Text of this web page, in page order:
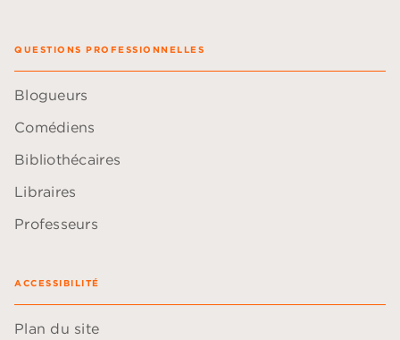
QUESTIONS PROFESSIONNELLES
Blogueurs
Comédiens
Bibliothécaires
Libraires
Professeurs
ACCESSIBILITÉ
Plan du site